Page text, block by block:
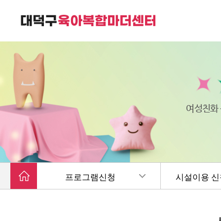
대덕구육아복합마더센터는
여성친화
프로그램신청 시설이용